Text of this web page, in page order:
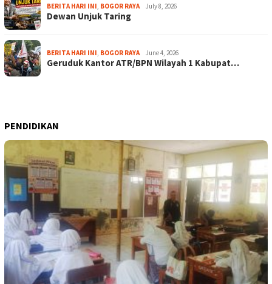
BERITA HARI INI, BOGOR RAYA July 8, 2026
Dewan Unjuk Taring
BERITA HARI INI, BOGOR RAYA June 4, 2026
Geruduk Kantor ATR/BPN Wilayah 1 Kabupat…
PENDIDIKAN